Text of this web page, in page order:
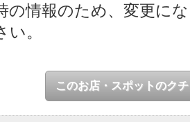
の情報のため、変更に
。
このお店・スポットのク